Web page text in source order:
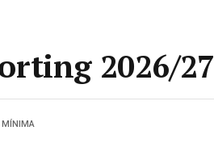
2026/27
MÍNIMA